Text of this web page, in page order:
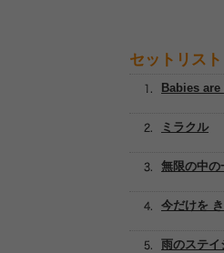
セットリスト
Babies
ミラクル
無限の中の
今だけを
雨のステイ